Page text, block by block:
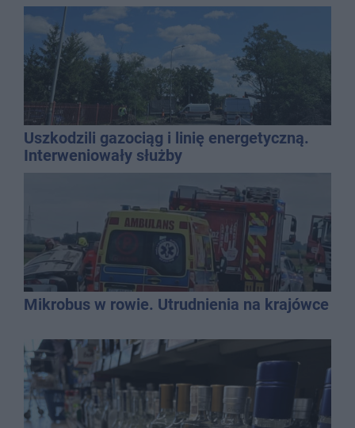
Uszkodzili gazociąg i linię energetyczną.
Interweniowały służby
Mikrobus w rowie. Utrudnienia na krajówce